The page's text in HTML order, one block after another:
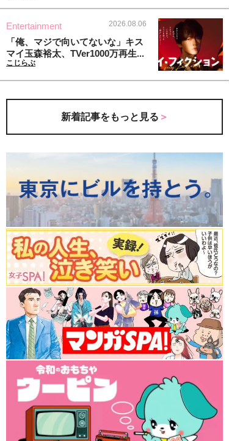
Entertainment 2026.08.06
「俺、マジで向いてないな」キス
マイ玉森裕太、TVer1000万再生...
こじらぶ
新着記事をもっと見る